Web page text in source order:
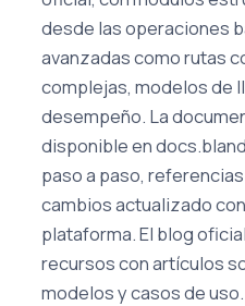
desde las operaciones
avanzadas como rutas
complejas, modelos de
desempeño. La
disponible en
paso a paso,
cambios actualizado
plataforma. El blog
recursos con artículos
modelos y casos de uso.